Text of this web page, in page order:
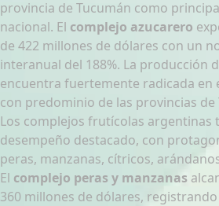
provincia de Tucumán como
nacional. El complejo azucarero
de 422 millones de dólares con un
interanual del 188%. La producción
encuentra fuertemente radicada en
con predominio de las provincias de
Los complejos frutícolas argentinas
desempeño destacado, con
peras, manzanas, cítricos,
El complejo peras y manzanas
360 millones de dólares,